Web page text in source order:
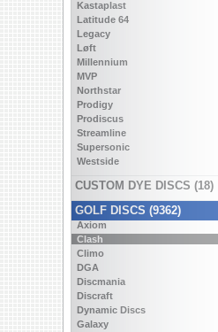
Kastaplast
Latitude 64
Legacy
Løft
Millennium
MVP
Northstar
Prodigy
Prodiscus
Streamline
Supersonic
Westside
CUSTOM DYE DISCS (18)
GOLF DISCS (9362)
Axiom
Clash
Climo
DGA
Discmania
Discraft
Dynamic Discs
Galaxy